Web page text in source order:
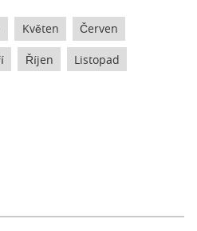
Květen Červen
Říjen Listopad